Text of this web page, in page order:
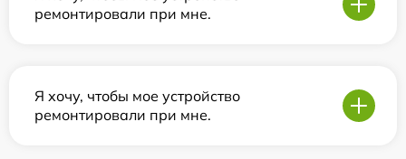
ремонтировали при мне.
Я хочу, чтобы мое устройство
ремонтировали при мне.